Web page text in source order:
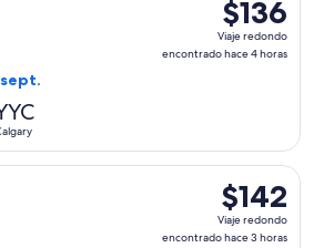
$136
Viaje
redondo,
$136
Viaje redondo
encontrado hace 4 horas
$142
Viaje
redondo,
$142
Viaje redondo
encontrado hace 3 horas
Airlines, con salida el mar, 8